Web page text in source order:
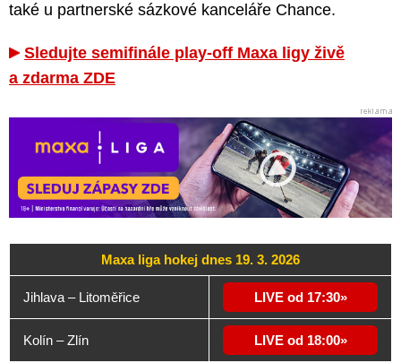
také u partnerské sázkové kanceláře Chance.
Sledujte semifinále play-off Maxa ligy živě
a zdarma ZDE
Maxa liga hokej dnes 19. 3. 2026
Jihlava – Litoměřice LIVE od 17:30
Kolín – Zlín LIVE od 18:00